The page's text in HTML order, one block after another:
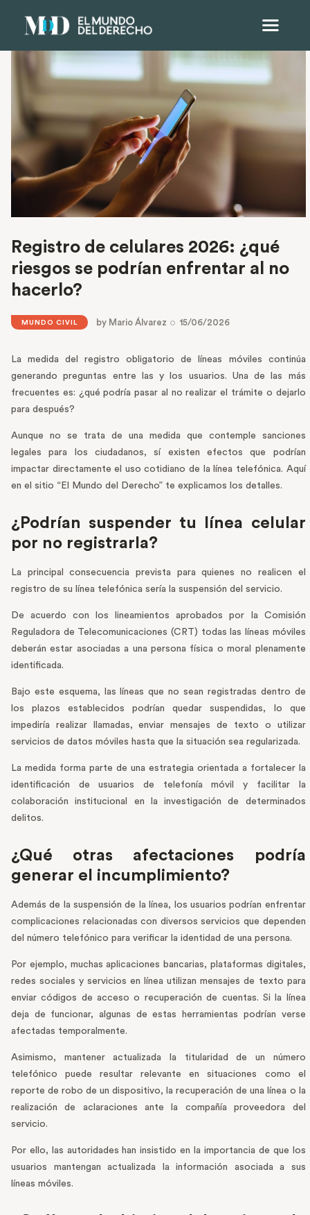
Registro de celulares 2026: ¿qué
riesgos se podrían enfrentar al no
hacerlo?
MUNDO CIVIL by Mario Álvarez 15/06/2026
La medida del registro obligatorio de líneas móviles continúa
generando preguntas entre las y los usuarios. Una de las más
frecuentes es: ¿qué podría pasar al no realizar el trámite o dejarlo
para después?
Aunque no se trata de una medida que contemple sanciones
legales para los ciudadanos, sí existen efectos que podrían
impactar directamente el uso cotidiano de la línea telefónica. Aquí
en el sitio “El Mundo del Derecho” te explicamos los detalles.
¿Podrían suspender tu línea celular
por no registrarla?
La principal consecuencia prevista para quienes no realicen el
registro de su línea telefónica sería la suspensión del servicio.
De acuerdo con los lineamientos aprobados por la Comisión
Reguladora de Telecomunicaciones (CRT) todas las líneas móviles
deberán estar asociadas a una persona física o moral plenamente
identificada.
Bajo este esquema, las líneas que no sean registradas dentro de
los plazos establecidos podrían quedar suspendidas, lo que
impediría realizar llamadas, enviar mensajes de texto o utilizar
servicios de datos móviles hasta que la situación sea regularizada.
La medida forma parte de una estrategia orientada a fortalecer la
identificación de usuarios de telefonía móvil y facilitar la
colaboración institucional en la investigación de determinados
delitos.
¿Qué otras afectaciones podría
generar el incumplimiento?
Además de la suspensión de la línea, los usuarios podrían enfrentar
complicaciones relacionadas con diversos servicios que dependen
del número telefónico para verificar la identidad de una persona.
Por ejemplo, muchas aplicaciones bancarias, plataformas digitales,
redes sociales y servicios en línea utilizan mensajes de texto para
enviar códigos de acceso o recuperación de cuentas. Si la línea
deja de funcionar, algunas de estas herramientas podrían verse
afectadas temporalmente.
Asimismo, mantener actualizada la titularidad de un número
telefónico puede resultar relevante en situaciones como el
reporte de robo de un dispositivo, la recuperación de una línea o la
realización de aclaraciones ante la compañía proveedora del
servicio.
Por ello, las autoridades han insistido en la importancia de que los
usuarios mantengan actualizada la información asociada a sus
líneas móviles.